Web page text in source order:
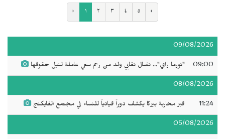
‹ ١ ٢ ٣ ٤ ٥ ›
09/08/2026
09:00 "نورما راي"... نضال نقابي ولد من رحم سعي عاملة لنيل حقوقها
08/08/2026
11:24 قبر محاربة بيركا يكشف دوراً قيادياً للنساء في مجتمع الفايكنج
05/08/2026